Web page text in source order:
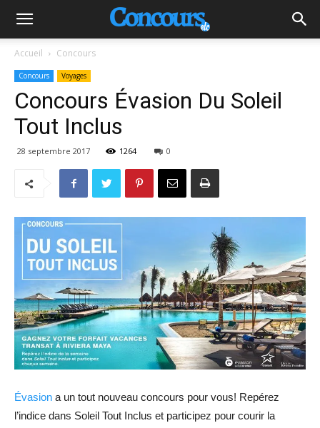
Accueil Concours
Concours Voyages
Concours Évasion Du Soleil
Tout Inclus
28 septembre 2017 1264 0
Évasion a un tout nouveau concours pour vous! Repérez
l’indice dans Soleil Tout Inclus et participez pour courir la